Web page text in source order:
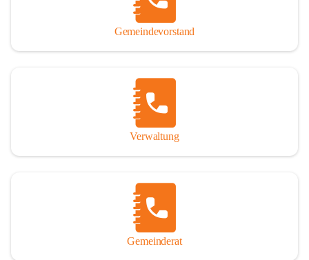
Gemeindevorstand
Verwaltung
Gemeinderat